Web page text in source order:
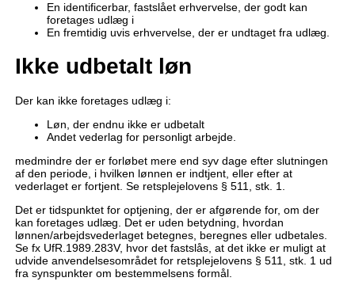
En identificerbar, fastslået erhvervelse, der godt kan
foretages udlæg i
En fremtidig uvis erhvervelse, der er undtaget fra udlæg.
Ikke udbetalt løn
Der kan ikke foretages udlæg i:
Løn, der endnu ikke er udbetalt
Andet vederlag for personligt arbejde.
medmindre der er forløbet mere end syv dage efter slutningen
af den periode, i hvilken lønnen er indtjent, eller efter at
vederlaget er fortjent. Se retsplejelovens § 511, stk. 1.
Det er tidspunktet for optjening, der er afgørende for, om der
kan foretages udlæg. Det er uden betydning, hvordan
lønnen/arbejdsvederlaget betegnes, beregnes eller udbetales.
Se fx UfR.1989.283V, hvor det fastslås, at det ikke er muligt at
udvide anvendelsesområdet for retsplejelovens § 511, stk. 1 ud
fra synspunkter om bestemmelsens formål.